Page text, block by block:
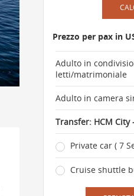
Prezzo per pax in
Adulto in
letti/matrimoniale
Adulto in camera
Transfer: HCM City
Private car ( 7
Cruise shuttle